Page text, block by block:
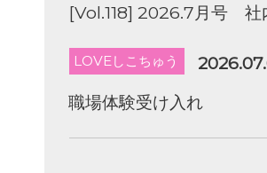
[Vol.118] 2026.7月号 社
LOVEしこちゅう
職場体験受け入れ